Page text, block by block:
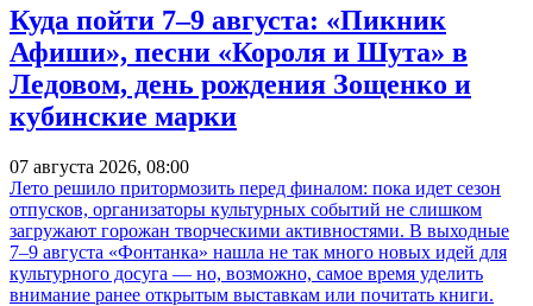
Куда пойти 7–9 августа: «Пикник
Афиши», песни «Короля и Шута» в
Ледовом, день рождения Зощенко и
кубинские марки
07 августа 2026, 08:00
Лето решило притормозить перед финалом: пока идет сезон
отпусков, организаторы культурных событий не слишком
загружают горожан творческими активностями. В выходные
7–9 августа «Фонтанка» нашла не так много новых идей для
культурного досуга — но, возможно, самое время уделить
внимание ранее открытым выставкам или почитать книги.